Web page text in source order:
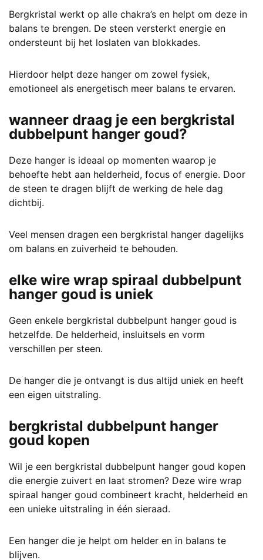
Bergkristal werkt op alle chakra’s en helpt om deze in
balans te brengen. De steen versterkt energie en
ondersteunt bij het loslaten van blokkades.
Hierdoor helpt deze hanger om zowel fysiek,
emotioneel als energetisch meer balans te ervaren.
wanneer draag je een bergkristal
dubbelpunt hanger goud?
Deze hanger is ideaal op momenten waarop je
behoefte hebt aan helderheid, focus of energie. Door
de steen te dragen blijft de werking de hele dag
dichtbij.
Veel mensen dragen een bergkristal hanger dagelijks
om balans en zuiverheid te behouden.
elke wire wrap spiraal dubbelpunt
hanger goud is uniek
Geen enkele bergkristal dubbelpunt hanger goud is
hetzelfde. De helderheid, insluitsels en vorm
verschillen per steen.
De hanger die je ontvangt is dus altijd uniek en heeft
een eigen uitstraling.
bergkristal dubbelpunt hanger
goud kopen
Wil je een bergkristal dubbelpunt hanger goud kopen
die energie zuivert en laat stromen? Deze wire wrap
spiraal hanger goud combineert kracht, helderheid en
een unieke uitstraling in één sieraad.
Een hanger die je helpt om helder en in balans te
blijven.